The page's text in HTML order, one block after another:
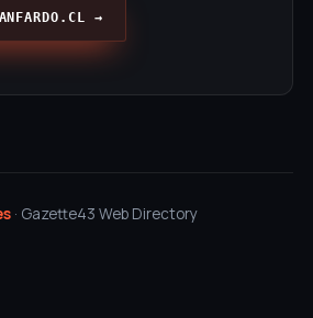
→
· Gazette43 Web Directory